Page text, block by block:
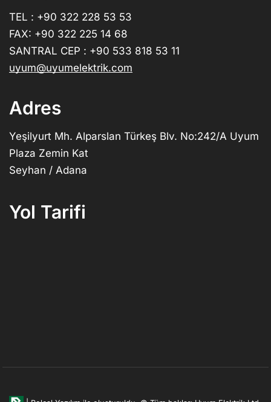
TEL : +90 322 228 53 53
FAX: +90 322 225 14 68
SANTRAL CEP : +90 533 818 53 11
uyum@uyumelektrik.com
Adres
Yeşilyurt Mh. Alparslan Türkeş Blv. No:242/A Uyum
Plaza Zemin Kat
Seyhan / Adana
Yol Tarifi